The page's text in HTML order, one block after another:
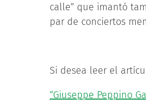
calle” que imantó
par de conciertos
Si desea leer el
“Giuseppe Peppino